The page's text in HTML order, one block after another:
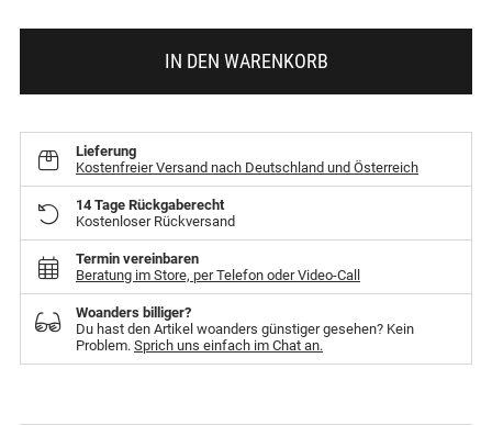
IN DEN WARENKORB
Lieferung
Kostenfreier Versand nach Deutschland und Österreich
14 Tage Rückgaberecht
Kostenloser Rückversand
Termin vereinbaren
Beratung im Store, per Telefon oder Video-Call
Woanders billiger?
Du hast den Artikel woanders günstiger gesehen? Kein
Problem. Sprich uns einfach im Chat an.